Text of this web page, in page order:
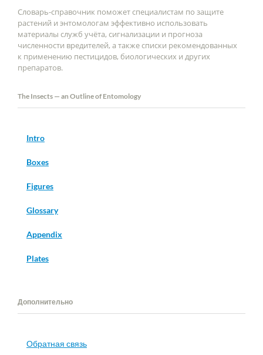
Словарь-справочник поможет специалистам по защите
растений и энтомологам эффективно использовать
материалы служб учёта, сигнализации и прогноза
численности вредителей, а также списки рекомендованных
к применению пестицидов, биологических и других
препаратов.
The Insects — an Outline of Entomology
Intro
Boxes
Figures
Glossary
Appendix
Plates
Дополнительно
Обратная связь